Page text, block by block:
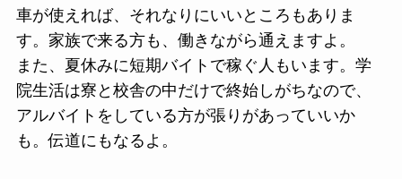
車が使えれば、それなりにいいところもありま
す。家族で来る方も、働きながら通えますよ。
また、夏休みに短期バイトで稼ぐ人もいます。学
院生活は寮と校舎の中だけで終始しがちなので、
アルバイトをしている方が張りがあっていいか
も。伝道にもなるよ。